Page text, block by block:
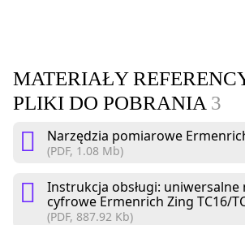
MATERIAŁY
PLIKI DO POBRANIA 3
Narzędzia pomiarowe
(PDF, 1.08 Mb)
Instrukcja obsługi: uniwersalne
cyfrowe Ermenrich Zing TC16/
(PDF, 887.92 Kb)